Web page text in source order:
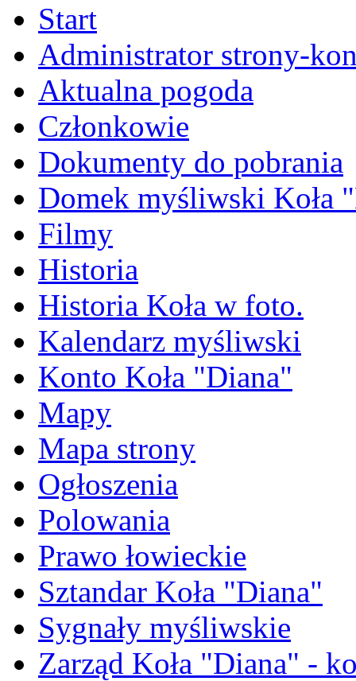
Start
Administrator strony-
Aktualna pogoda
Członkowie
Dokumenty do pobrania
Domek myśliwski Koła
Filmy
Historia
Historia Koła w foto.
Kalendarz myśliwski
Konto Koła "Diana"
Mapy
Mapa strony
Ogłoszenia
Polowania
Prawo łowieckie
Sztandar Koła "Diana"
Sygnały myśliwskie
Zarząd Koła "Diana" -